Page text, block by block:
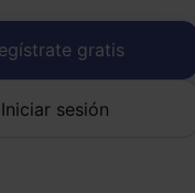
gratis
Iniciar sesión